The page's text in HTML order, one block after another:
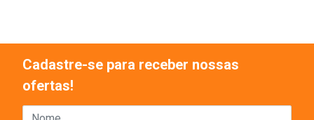
Cadastre-se para receber nossas
ofertas!